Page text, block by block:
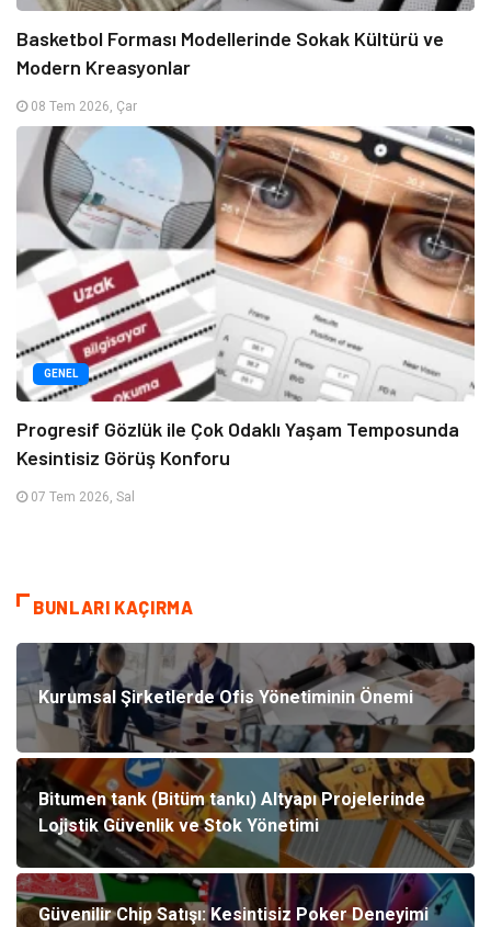
Basketbol Forması Modellerinde Sokak Kültürü ve
Modern Kreasyonlar
08 Tem 2026, Çar
GENEL
Progresif Gözlük ile Çok Odaklı Yaşam Temposunda
Kesintisiz Görüş Konforu
07 Tem 2026, Sal
BUNLARI KAÇIRMA
Kurumsal Şirketlerde Ofis Yönetiminin Önemi
Bitumen tank (Bitüm tankı) Altyapı Projelerinde
Lojistik Güvenlik ve Stok Yönetimi
Güvenilir Chip Satışı: Kesintisiz Poker Deneyimi